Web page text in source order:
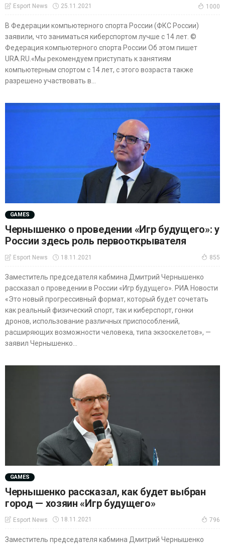
Esport News 25.11.2021 1000
В Федерации компьютерного спорта России (ФКС России)
заявили, что заниматься киберспортом лучше с 14 лет. ©
Федерация компьютерного спорта России Об этом пишет
URA.RU.«Мы рекомендуем приступать к занятиям
компьютерным спортом с 14 лет, с этого возраста также
разрешено участвовать в...
GAMES
Чернышенко о проведении «Игр будущего»: у
России здесь роль первооткрывателя
Esport News 18.11.2021 855
Заместитель председателя кабмина Дмитрий Чернышенко
рассказал о проведении в России «Игр будущего». РИА Новости
«Это новый прогрессивный формат, который будет сочетать
как реальный физический спорт, так и киберспорт, гонки
дронов, использование различных приспособлений,
расширяющих возможности человека, типа экзоскелетов», —
заявил Чернышенко...
GAMES
Чернышенко рассказал, как будет выбран
город — хозяин «Игр будущего»
Esport News 18.11.2021 796
Заместитель председателя кабмина Дмитрий Чернышенко